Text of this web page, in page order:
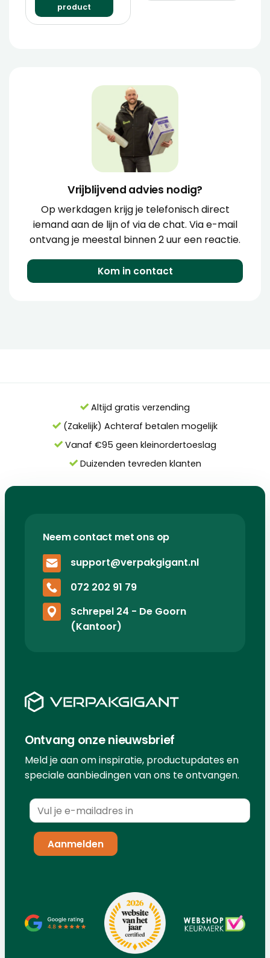
product
Vrijblijvend advies nodig?
Op werkdagen krijg je telefonisch direct
iemand aan de lijn of via de chat. Via e-mail
ontvang je meestal binnen 2 uur een reactie.
Kom in contact
Altijd gratis verzending
(Zakelijk) Achteraf betalen mogelijk
Vanaf €95 geen kleinordertoeslag
Duizenden tevreden klanten
Neem contact met ons op
support@verpakgigant.nl
072 202 91 79
Schrepel 24 - De Goorn
(Kantoor)
Ontvang onze nieuwsbrief
Meld je aan om inspiratie, productupdates en
speciale aanbiedingen van ons te ontvangen.